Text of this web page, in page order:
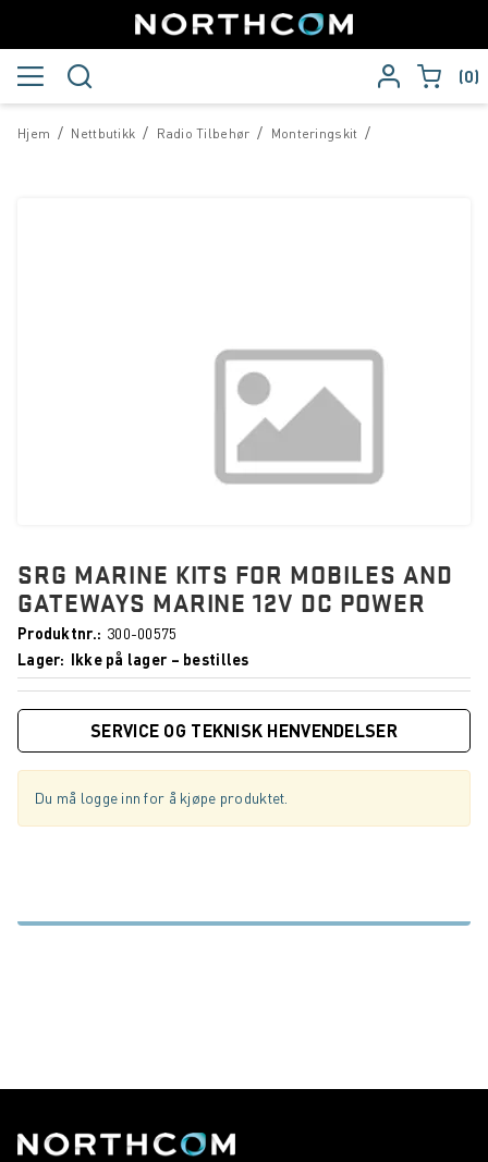
0
/
Hjem /
Nettbutikk /
Radio Tilbehør /
Monteringskit
SRG MARINE KITS FOR MOBILES AND
GATEWAYS MARINE 12V DC POWER
Produktnr.
300-00575
Lager
Ikke på lager – bestilles
SERVICE OG TEKNISK HENVENDELSER
Du må logge inn for å kjøpe produktet.